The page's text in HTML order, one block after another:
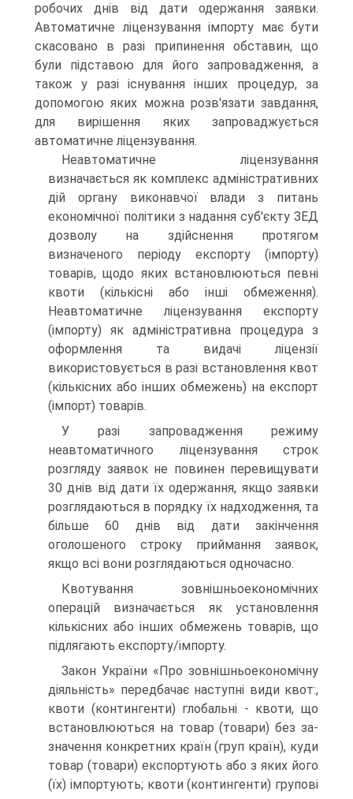
робочих днів від дати одержання заявки.
Автоматичне ліцензування імпорту має бути
скасо­вано в разі припинення обставин, що
були підставою для його запровадження, а
також у разі існування інших проце­дур, за
допомогою яких можна розв'язати завдання,
для ви­рішення яких запроваджується
автоматичне ліцензування.
Неавтоматичне ліцензування
визначається як комплекс адміністративних
дій органу виконавчої влади з питань
економічної політики з надання суб'єкту ЗЕД
дозволу на здійснення протягом
визначеного періоду експорту (імпорту)
товарів, щодо яких встановлюються певні
квоти (кількісні або інші обмеження).
Неавтоматичне ліцензування експорту
(імпорту) як адміністративна процедура з
оформлення та видачі ліцензії
використовується в разі встановлення квот
(кількісних або інших обмежень) на експорт
(імпорт) товарів.
У разі запровадження режиму
неавтоматичного ліцензу­вання строк
розгляду заявок не повинен перевищувати
30 днів від дати їх одержання, якщо заявки
розглядаються в порядку їх надходження, та
більше 60 днів від дати закін­чення
оголошеного строку приймання заявок,
якщо всі вони розглядаються одночасно.
Квотування зовнішньоекономічних
операцій визначаєть­ся як установлення
кількісних або інших обмежень товарів, що
підлягають експорту/імпорту.
Закон України «Про зовнішньоекономічну
діяльність» передбачає наступні види квот:,
квоти (контингенти) глоба­льні - квоти, що
встановлюються на товар (товари) без за­
значення конкретних країн (груп країн), куди
товар (товари) експортують або з яких його
(їх) імпортують; квоти (контин­генти) групові